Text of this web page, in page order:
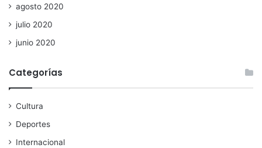
agosto 2020
julio 2020
junio 2020
Categorías
Cultura
Deportes
Internacional